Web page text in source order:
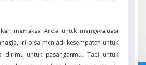
memaksa Anda untuk mengevaluasi
ini bisa menjadi kesempatan untuk
dirimu untuk pasanganmu. Tapi untuk